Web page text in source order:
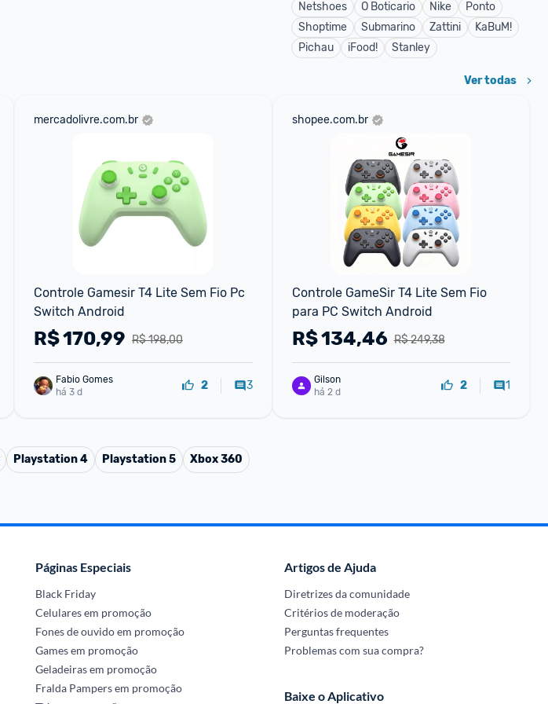
Netshoes
O Boticario Nike
Ponto
Shoptime
Submarino Zattini
KaBuM!
Pichau
iFood! Stanley
Ver todas
mercadolivre.com.br
Controle Gamesir T4 Lite Sem Fio Pc
Switch Android
R$ 198,00
R$170,99
Fabio Gomes
há 3 d
2 3
shopee.com.br
Controle GameSir T4 Lite Sem Fio
para PC Switch Android
R$ 249,38
R$134,46
Gilson
há 2 d
2 1
Playstation 4 Playstation 5 Xbox 360
Páginas Especiais
Black Friday
Celulares em promoção
Fones de ouvido em promoção
Games em promoção
Geladeiras em promoção
Fralda Pampers em promoção
Artigos de Ajuda
Diretrizes da comunidade
Critérios de moderação
Perguntas frequentes
Problemas com sua compra?
Baixe o Aplicativo